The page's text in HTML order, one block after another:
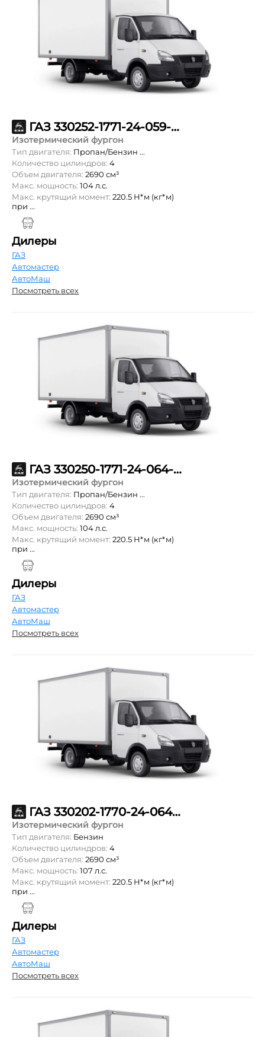
ГАЗ 330252-1771-24-059-15-60-900
Изотермический фургон
Тип двигателя: Пропан/Бензин ...
Количество цилиндров: 4
Объем двигателя: 2690 см³
Макс. мощность: 104 л.с.
Макс. крутящий момент: 220.5 Н*м (кг*м)
при ...
Дилеры
ГАЗ
Автомастер
АвтоМаш
Посмотреть всех
ГАЗ 330250-1771-24-064-15-60-900
Изотермический фургон
Тип двигателя: Пропан/Бензин ...
Количество цилиндров: 4
Объем двигателя: 2690 см³
Макс. мощность: 104 л.с.
Макс. крутящий момент: 220.5 Н*м (кг*м)
при ...
Дилеры
ГАЗ
Автомастер
АвтоМаш
Посмотреть всех
ГАЗ 330202-1770-24-064-15-60-900
Изотермический фургон
Тип двигателя: Бензин
Количество цилиндров: 4
Объем двигателя: 2690 см³
Макс. мощность: 107 л.с.
Макс. крутящий момент: 220.5 Н*м (кг*м)
при ...
Дилеры
ГАЗ
Автомастер
АвтоМаш
Посмотреть всех